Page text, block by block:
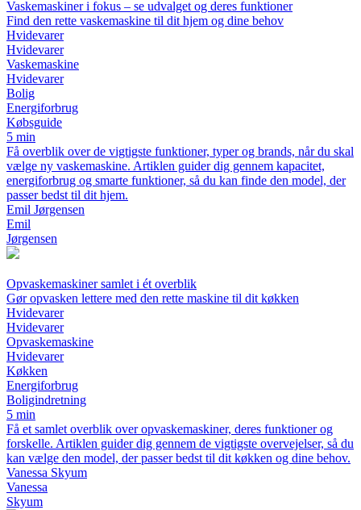
Vaskemaskiner i fokus – se udvalget og deres funktioner
Find den rette vaskemaskine til dit hjem og dine behov
Hvidevarer
Hvidevarer
Vaskemaskine
Hvidevarer
Bolig
Energiforbrug
Købsguide
5 min
Få overblik over de vigtigste funktioner, typer og brands, når du skal
vælge ny vaskemaskine. Artiklen guider dig gennem kapacitet,
energiforbrug og smarte funktioner, så du kan finde den model, der
passer bedst til dit hjem.
Emil Jørgensen
Emil
Jørgensen
Opvaskemaskiner samlet i ét overblik
Gør opvasken lettere med den rette maskine til dit køkken
Hvidevarer
Hvidevarer
Opvaskemaskine
Hvidevarer
Køkken
Energiforbrug
Boligindretning
5 min
Få et samlet overblik over opvaskemaskiner, deres funktioner og
forskelle. Artiklen guider dig gennem de vigtigste overvejelser, så du
kan vælge den model, der passer bedst til dit køkken og dine behov.
Vanessa Skyum
Vanessa
Skyum